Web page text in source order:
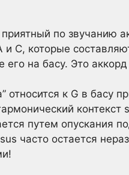
по звучанию
и C, которые
его на басу. Это
относится к G в
путем опускания
часто остается